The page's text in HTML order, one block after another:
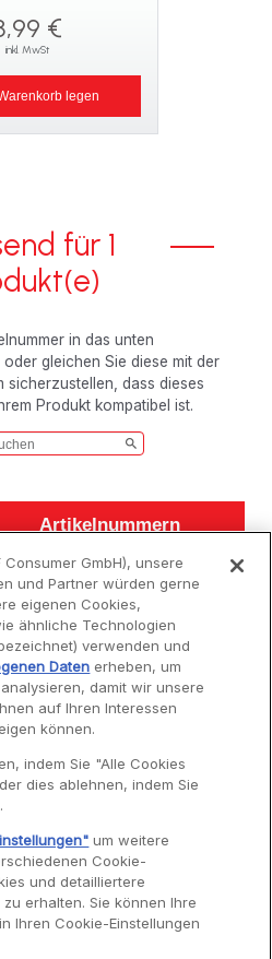
€
inkl. MwSt
legen
für 1
in das unten
gleichen Sie diese mit der
sicherzustellen, dass dieses
Produkt kompatibel ist.
Artikelnummern
Artikelnummern
LM800G15
Fragen
Consumer GmbH), unsere
und Partner würden gerne
eigenen Cookies,
ähnliche Technologien
verwenden und
Daten erheben, um
damit wir unsere
auf Ihren Interessen
können.
indem Sie "Alle Cookies
dies ablehnen, indem Sie
um weitere
Cookie-
und detailliertere
erhalten. Sie können Ihre
Ihren Cookie-Einstellungen